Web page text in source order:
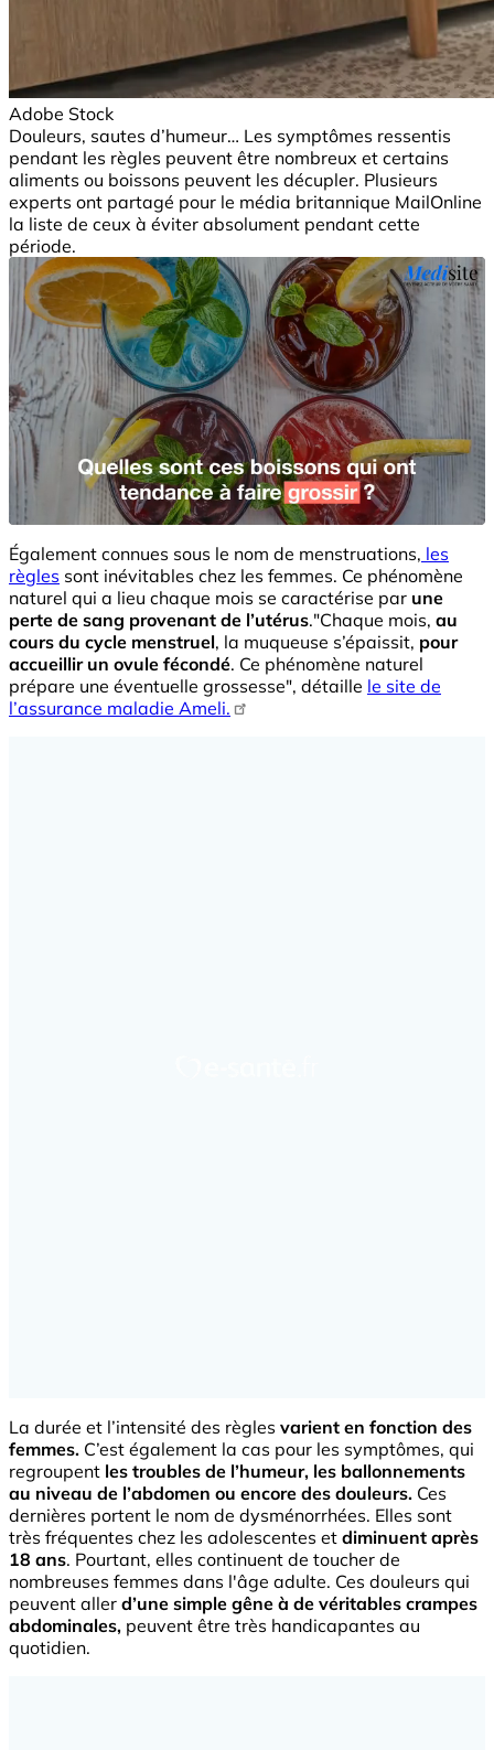
Adobe Stock
Douleurs, sautes d’humeur… Les symptômes ressentis
pendant les règles peuvent être nombreux et certains
aliments ou boissons peuvent les décupler. Plusieurs
experts ont partagé pour le média britannique MailOnline
la liste de ceux à éviter absolument pendant cette
période.
Également connues sous le nom de menstruations, les
règles sont inévitables chez les femmes. Ce phénomène
naturel qui a lieu chaque mois se caractérise par une
perte de sang provenant de l’utérus."Chaque mois, au
cours du cycle menstruel, la muqueuse s’épaissit, pour
accueillir un ovule fécondé. Ce phénomène naturel
prépare une éventuelle grossesse", détaille le site de
l’assurance maladie Ameli.
La durée et l’intensité des règles varient en fonction des
femmes. C’est également la cas pour les symptômes, qui
regroupent les troubles de l’humeur, les ballonnements
au niveau de l’abdomen ou encore des douleurs. Ces
dernières portent le nom de dysménorrhées. Elles sont
très fréquentes chez les adolescentes et diminuent après
18 ans. Pourtant, elles continuent de toucher de
nombreuses femmes dans l'âge adulte. Ces douleurs qui
peuvent aller d’une simple gêne à de véritables crampes
abdominales, peuvent être très handicapantes au
quotidien.